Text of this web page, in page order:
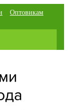
Оптовикам